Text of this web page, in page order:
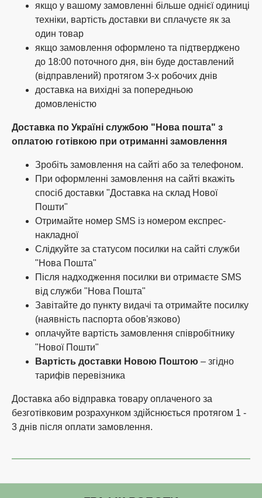
якщо у вашому замовленні більше однієї одиниці
техніки, вартість доставки ви сплачуєте як за
один товар
якщо замовлення оформлено та підтверджено
до 18:00 поточного дня, він буде доставлений
(відправлений) протягом 3-х робочих днів
доставка на вихідні за попередньою
домовленістю
Доставка по Україні службою "Нова пошта" з
оплатою готівкою при отриманні замовлення
Зробіть замовлення на сайті або за телефоном.
При оформленні замовлення на сайті вкажіть
спосіб доставки "Доставка на склад Нової
Пошти"
Отримайте номер SMS із номером експрес-
накладної
Слідкуйте за статусом посилки на сайті служби
"Нова Пошта"
Після надходження посилки ви отримаєте SMS
від служби "Нова Пошта"
Завітайте до пункту видачі та отримайте посилку
(наявність паспорта обов'язково)
оплачуйте вартість замовлення співробітнику
"Нової Пошти"
Вартість доставки Новою Поштою – згідно
тарифів перевізника
Доставка або відправка товару оплаченого за
безготівковим розрахунком здійснюється протягом 1 -
3 днів після оплати замовлення.